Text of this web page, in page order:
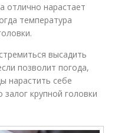
отлично нарастает
температура
высадить
позволит погода,
нарастить себе
крупной головки